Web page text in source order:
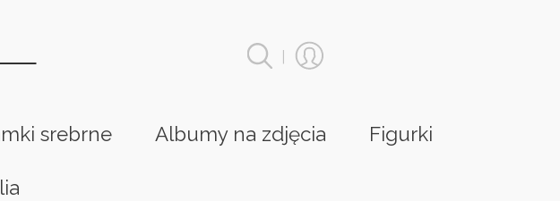
|
srebrne Albumy na zdjęcia Figurki